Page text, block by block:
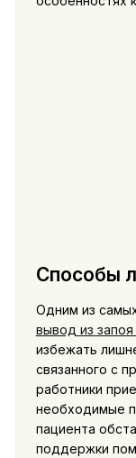
Способы
Одним из
вывод из
избежать
связанного с
работники
необходимые
пациента
поддержки